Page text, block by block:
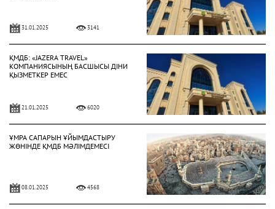
31.01.2025 3141
ҚМДБ: «JAZERA TRAVEL»
КОМПАНИЯСЫНЫҢ БАСШЫСЫ ДІНИ
ҚЫЗМЕТКЕР ЕМЕС
21.01.2025 6020
ҰМРА САПАРЫН ҰЙЫМДАСТЫРУ
ЖӨНІНДЕ ҚМДБ МӘЛІМДЕМЕСІ
08.01.2025 4568